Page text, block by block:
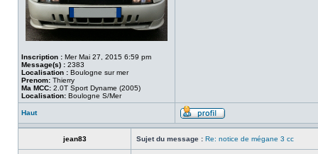
Inscription : Mer Mai 27, 2015 6:59 pm
Message(s) : 2383
Localisation : Boulogne sur mer
Prenom: Thierry
Ma MCC: 2.0T Sport Dyname (2005)
Localisation: Boulogne S/Mer
Haut
jean83 Sujet du message : Re: notice de mégane 3 cc